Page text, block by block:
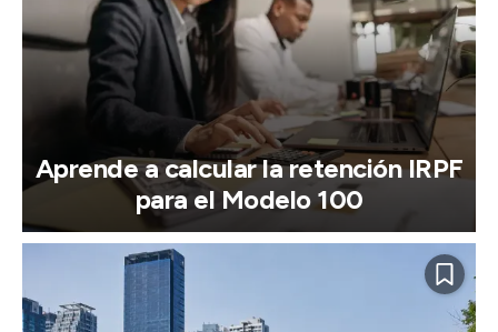
Aprende a calcular la retención IRPF
para el Modelo 100